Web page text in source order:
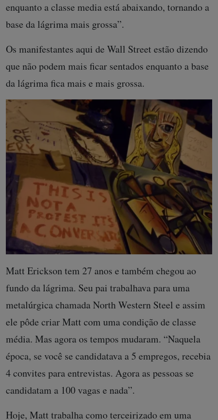
enquanto a classe media está abaixando, tornando a
base da lágrima mais grossa”.
Os manifestantes aqui de Wall Street estão dizendo
que não podem mais ficar sentados enquanto a base
da lágrima fica mais e mais grossa.
Matt Erickson tem 27 anos e também chegou ao
fundo da lágrima. Seu pai trabalhava para uma
metalúrgica chamada North Western Steel e assim
ele pôde criar Matt com uma condição de classe
média. Mas agora os tempos mudaram. “Naquela
época, se você se candidatava a 5 empregos, recebia
4 convites para entrevistas. Agora as pessoas se
candidatam a 100 vagas e nada”.
Hoje, Matt trabalha como terceirizado em uma